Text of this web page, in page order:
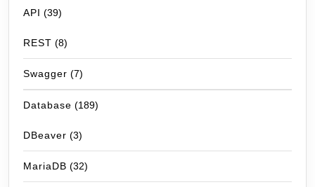
API (39)
REST (8)
Swagger (7)
Database (189)
DBeaver (3)
MariaDB (32)